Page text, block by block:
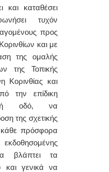
και καταθέσει
τυχόν
προς
και με
της ομαλής
της Τοπικής
Κορινθίας και
την επίδικη
οδό, να
της σχετικής
πρόσφορα
βλάπτει τα
και γενικά να